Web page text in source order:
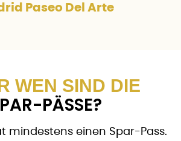
Paseo Del Arte
WEN SIND DIE
PÄSSE?
mindestens einen Spar-Pass.